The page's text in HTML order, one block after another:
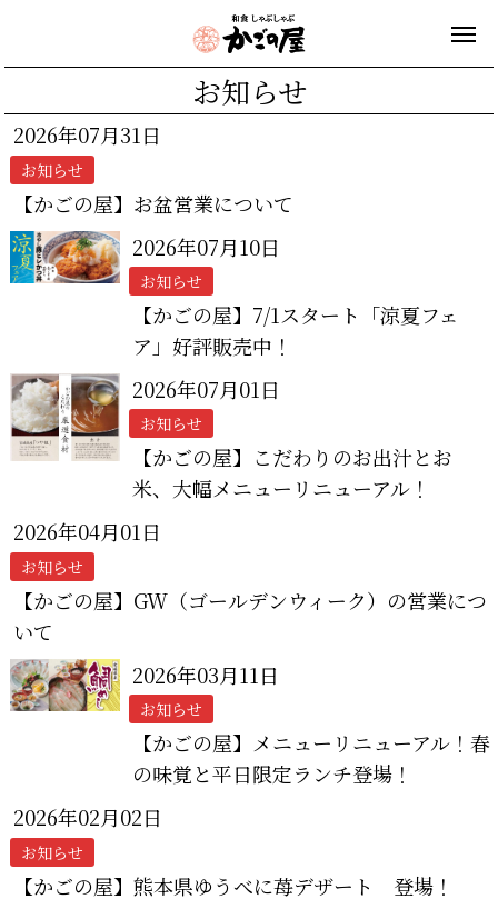
お知らせ
2026年07月31日
お知らせ
【かごの屋】お盆営業について
2026年07月10日
お知らせ
【かごの屋】7/1スタート「涼夏フェ
ア」好評販売中！
2026年07月01日
お知らせ
【かごの屋】こだわりのお出汁とお
米、大幅メニューリニューアル！
2026年04月01日
お知らせ
【かごの屋】GW（ゴールデンウィーク）の営業につ
いて
2026年03月11日
お知らせ
【かごの屋】メニューリニューアル！春
の味覚と平日限定ランチ登場！
2026年02月02日
お知らせ
【かごの屋】熊本県ゆうべに苺デザート 登場！